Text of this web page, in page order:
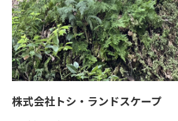
株式会社トシ・ランドスケープ